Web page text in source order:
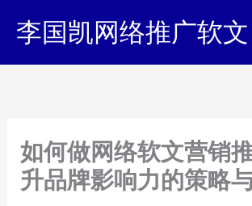
李国凯网络推广软文
如何做网络软文营销
升品牌影响力的策略